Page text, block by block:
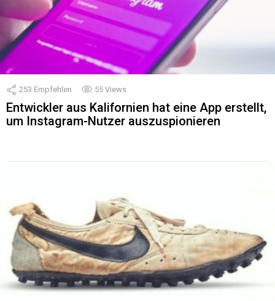
253 Empfehlen 55 Views
Entwickler aus Kalifornien hat eine App erstellt,
um Instagram-Nutzer auszuspionieren